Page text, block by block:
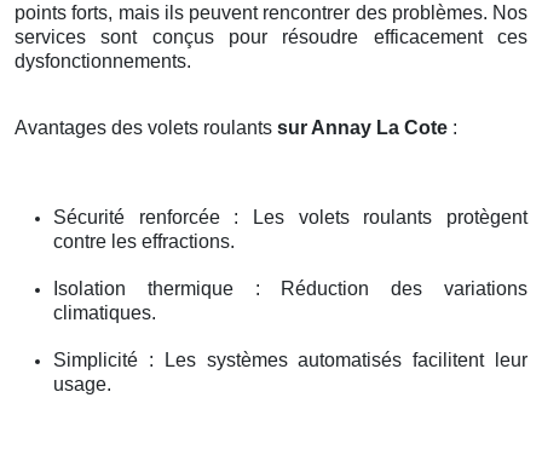
points forts, mais ils peuvent rencontrer des problèmes. Nos
services sont conçus pour résoudre efficacement ces
dysfonctionnements.
Avantages des volets roulants sur Annay La Cote :
Sécurité renforcée : Les volets roulants protègent
contre les effractions.
Isolation thermique : Réduction des variations
climatiques.
Simplicité : Les systèmes automatisés facilitent leur
usage.